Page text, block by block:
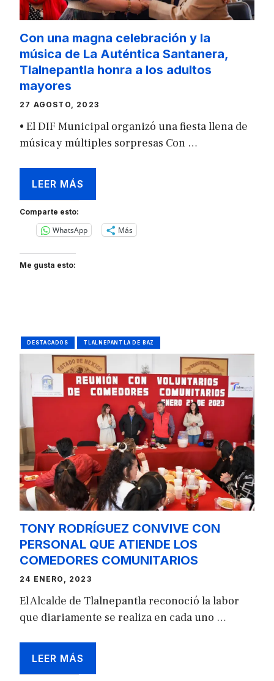
Con una magna celebración y la
música de La Auténtica Santanera,
Tlalnepantla honra a los adultos
mayores
27 AGOSTO, 2023
• El DIF Municipal organizó una fiesta llena de
música y múltiples sorpresas Con …
LEER MÁS
Comparte esto:
WhatsApp Más
Me gusta esto:
DESTACADOS TLALNEPANTLA DE BAZ
TONY RODRÍGUEZ CONVIVE CON
PERSONAL QUE ATIENDE LOS
COMEDORES COMUNITARIOS
24 ENERO, 2023
El Alcalde de Tlalnepantla reconoció la labor
que diariamente se realiza en cada uno …
LEER MÁS